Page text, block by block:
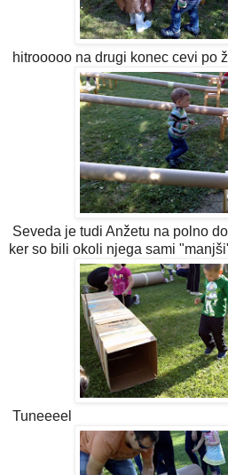
hitrooooo na drugi konec cevi po
Seveda je tudi Anžetu na polno
ker so bili okoli njega sami
Tuneeeel